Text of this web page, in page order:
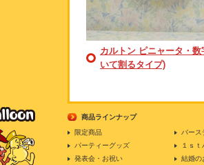
カルトン ピニャータ・数
いて割るタイプ)
商品ラインナップ
限定商品
バース
パーティーグッズ
１ｓ
発表会・お祝い
結婚の